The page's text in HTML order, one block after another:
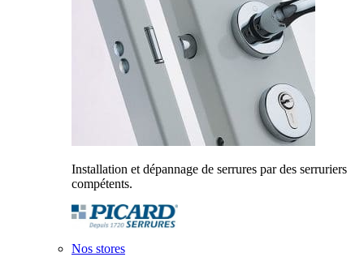
Installation et dépannage de serrures par des serruriers
compétents.
Nos stores